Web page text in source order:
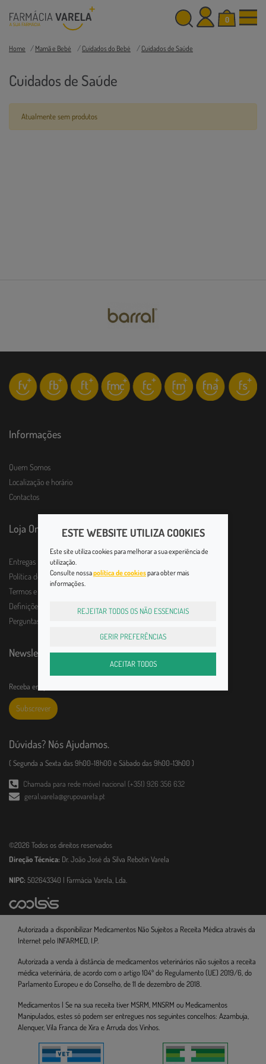
0
Home Mamã e Bebé Cuidados do Bebé Cuidados de Saúde
Cuidados de Saúde
Atualmente sem produtos
Informações
Quem Somos
Localização e horário
Contactos
Loja Online
Entregas
Política de Devolução
Termos e Condições
Definições de Privacidade
Perguntas frequentes
Newsletter
Receba em primeira mão todas as novidades!
Subscrever
Dúvidas? Nós Ajudamos.
( Segunda a Sexta das 9h00-18h00 e Sábado das 9h00-13h00 )
Chamada para rede móvel nacional (+351) 926 356 632
geral.varela@grupovarela.pt
©2026 Todos os direitos reservados
Direção Técnica: Dr. João José da Silva Rebotin Varela
NIPC: 502643340 | Farmácia Varela, Lda.
Autorizada a disponibilizar Medicamentos Não Sujeitos a Receita Médica através da
Internet pelo INFARMED, I.P.
Autorizada a venda à distância de medicamentos veterinários não sujeitos a receita
médica veterinária, de acordo com o artigo 104º do Regulamento (UE) 2019/6, do
Parlamento Europeu e do Conselho, de 11 de dezembro de 2018.
Medicamentos | Se na sua receita tiver MSRM, MNSRM ou Medicamentos
Manipulados, estes só podem ser entregues nos seguintes concelhos: Azambuja,
Alenquer, Vila Franca de Xira e Arruda dos Vinhos.
ESTE WEBSITE UTILIZA COOKIES
Este site utiliza cookies para melhorar a sua experiência de
utilização.
Consulte nossapolítica de cookiespara obter mais
informações.
REJEITAR TODOS OS NÃO ESSENCIAIS
GERIR PREFERÊNCIAS
ACEITAR TODOS